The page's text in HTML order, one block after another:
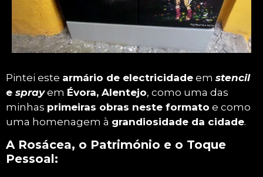
Património com Street Art! O icónico
desenho da Rosácea da Sé de Évora
reinterpretado com cores vibrantes e Stencil
e Spray. A figura da turista admira a obra,
simbolizando a forma como a história
continua a fascinar. Um dos meus primeiros
Pintei este armário de electricidade em stencil
e sprayem Évora, Alentejo, como uma das
minhas primeiras obras neste formato e como
uma homenagem à grandiosidade da cidade.
A Rosácea, o Património e o Toque
Pessoal: